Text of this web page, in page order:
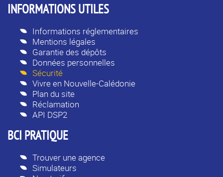
INFORMATIONS UTILES
Informations réglementaires
Mentions légales
Garantie des dépôts
Données personnelles
Sécurité
Vivre en Nouvelle-Calédonie
Plan du site
Réclamation
API DSP2
BCI PRATIQUE
Trouver une agence
Simulateurs